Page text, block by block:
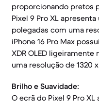
proporcionando pretos
Pixel 9 Pro XL apresenta
polegadas com uma
iPhone 16 Pro Max
XDR OLED ligeiramente
uma resolução de 1320
Brilho e Suavidade:
O ecrã do Pixel 9 Pro